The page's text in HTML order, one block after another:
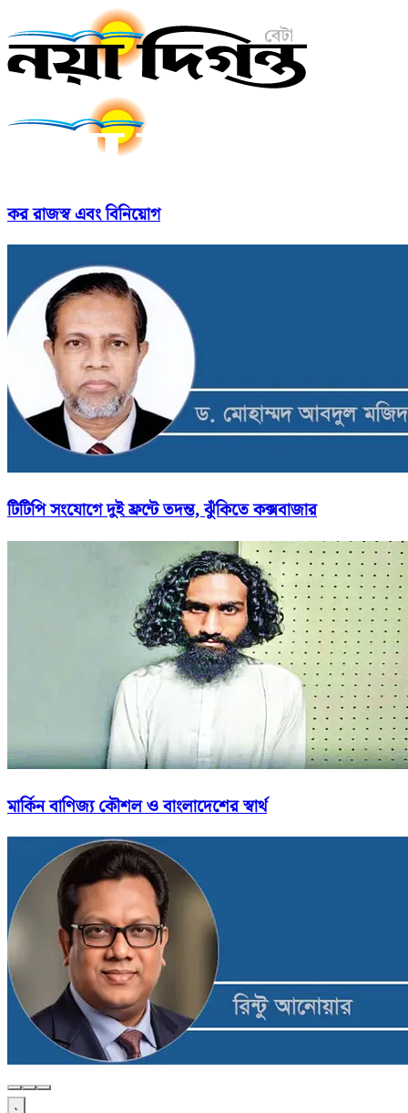
কর রাজস্ব এবং বিনিয়োগ
টিটিপি সংযোগে দুই ফ্রন্টে তদন্ত, ঝুঁকিতে কক্সবাজার
মার্কিন বাণিজ্য কৌশল ও বাংলাদেশের স্বার্থ